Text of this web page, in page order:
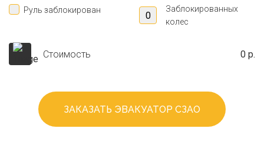
Руль заблокирован
Заблокированных
колес
Стоимость 0 р.
ЗАКАЗАТЬ ЭВАКУАТОР СЗАО